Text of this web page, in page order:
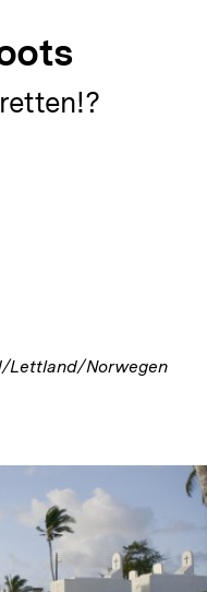
Lettland/Norwegen